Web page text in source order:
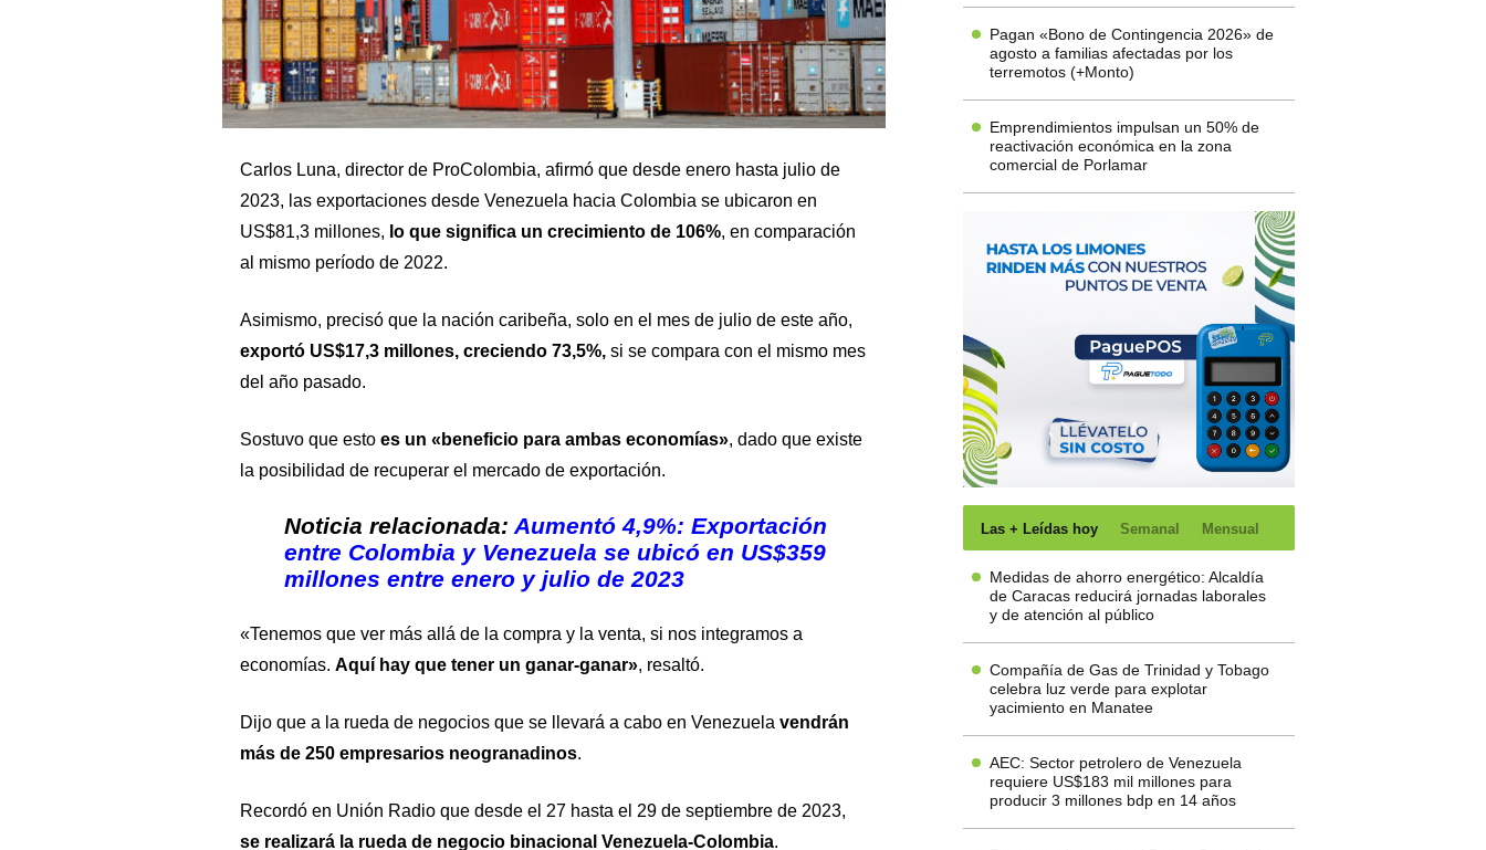
Carlos Luna, director de ProColombia, afirmó que desde enero hasta julio de
2023, las exportaciones desde Venezuela hacia Colombia se ubicaron en
US$81,3 millones, lo que significa un crecimiento de 106%, en comparación
al mismo período de 2022.
Asimismo, precisó que la nación caribeña, solo en el mes de julio de este año,
exportó US$17,3 millones, creciendo 73,5%, si se compara con el mismo mes
del año pasado.
Sostuvo que esto es un «beneficio para ambas economías», dado que existe
la posibilidad de recuperar el mercado de exportación.
Noticia relacionada: Aumentó 4,9%: Exportación
entre Colombia y Venezuela se ubicó en US$359
millones entre enero y julio de 2023
«Tenemos que ver más allá de la compra y la venta, si nos integramos a
economías. Aquí hay que tener un ganar-ganar», resaltó.
Dijo que a la rueda de negocios que se llevará a cabo en Venezuela vendrán
más de 250 empresarios neogranadinos.
Recordó en Unión Radioque desde el 27 hasta el 29 de septiembre de 2023,
se realizará la rueda de negocio binacional Venezuela-Colombia.
Pagan «Bono de Contingencia 2026» de
agosto a familias afectadas por los
terremotos (+Monto)
Emprendimientos impulsan un 50% de
reactivación económica en la zona
comercial de Porlamar
Las + Leídas hoy Semanal Mensual
Medidas de ahorro energético: Alcaldía
de Caracas reducirá jornadas laborales
y de atención al público
Compañía de Gas de Trinidad y Tobago
celebra luz verde para explotar
yacimiento en Manatee
AEC: Sector petrolero de Venezuela
requiere US$183 mil millones para
producir 3 millones bdp en 14 años